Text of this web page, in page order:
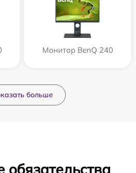
Монитор BenQ 240
больше
обязательства